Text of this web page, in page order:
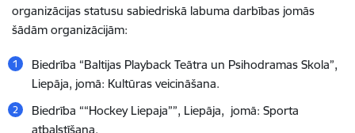
organizācijas statusu sabiedriskā labuma darbības jomās
šādām organizācijām:
Biedrība “Baltijas Playback Teātra un Psihodramas Skola”,
Liepāja, jomā: Kultūras veicināšana.
Biedrība ““Hockey Liepaja””, Liepāja, jomā: Sporta
atbalstīšana.